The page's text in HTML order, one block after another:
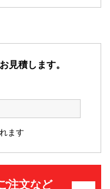
見積します。
ます
注文など